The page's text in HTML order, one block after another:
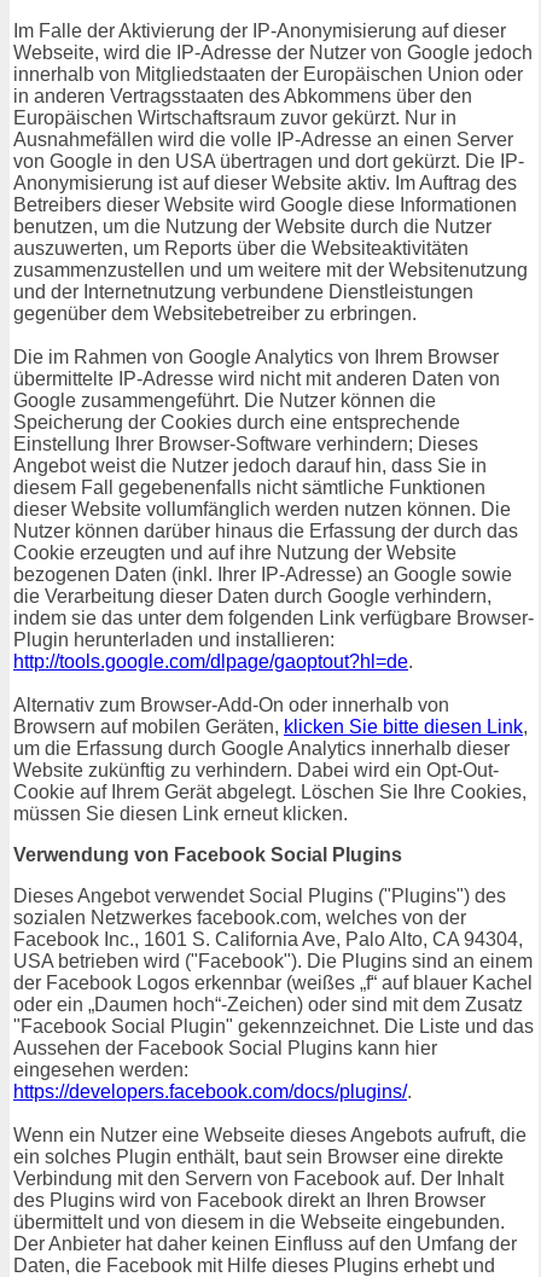
Im Falle der Aktivierung der IP-Anonymisierung auf dieser
Webseite, wird die IP-Adresse der Nutzer von Google jedoch
innerhalb von Mitgliedstaaten der Europäischen Union oder
in anderen Vertragsstaaten des Abkommens über den
Europäischen Wirtschaftsraum zuvor gekürzt. Nur in
Ausnahmefällen wird die volle IP-Adresse an einen Server
von Google in den USA übertragen und dort gekürzt. Die IP-
Anonymisierung ist auf dieser Website aktiv. Im Auftrag des
Betreibers dieser Website wird Google diese Informationen
benutzen, um die Nutzung der Website durch die Nutzer
auszuwerten, um Reports über die Websiteaktivitäten
zusammenzustellen und um weitere mit der Websitenutzung
und der Internetnutzung verbundene Dienstleistungen
gegenüber dem Websitebetreiber zu erbringen.
Die im Rahmen von Google Analytics von Ihrem Browser
übermittelte IP-Adresse wird nicht mit anderen Daten von
Google zusammengeführt. Die Nutzer können die
Speicherung der Cookies durch eine entsprechende
Einstellung Ihrer Browser-Software verhindern; Dieses
Angebot weist die Nutzer jedoch darauf hin, dass Sie in
diesem Fall gegebenenfalls nicht sämtliche Funktionen
dieser Website vollumfänglich werden nutzen können. Die
Nutzer können darüber hinaus die Erfassung der durch das
Cookie erzeugten und auf ihre Nutzung der Website
bezogenen Daten (inkl. Ihrer IP-Adresse) an Google sowie
die Verarbeitung dieser Daten durch Google verhindern,
indem sie das unter dem folgenden Link verfügbare Browser-
Plugin herunterladen und installieren:
http://tools.google.com/dlpage/gaoptout?hl=de.
Alternativ zum Browser-Add-On oder innerhalb von
Browsern auf mobilen Geräten, klicken Sie bitte diesen Link,
um die Erfassung durch Google Analytics innerhalb dieser
Website zukünftig zu verhindern. Dabei wird ein Opt-Out-
Cookie auf Ihrem Gerät abgelegt. Löschen Sie Ihre Cookies,
müssen Sie diesen Link erneut klicken.
Verwendung von Facebook Social Plugins
Dieses Angebot verwendet Social Plugins ("Plugins") des
sozialen Netzwerkes facebook.com, welches von der
Facebook Inc., 1601 S. California Ave, Palo Alto, CA 94304,
USA betrieben wird ("Facebook"). Die Plugins sind an einem
der Facebook Logos erkennbar (weißes „f“ auf blauer Kachel
oder ein „Daumen hoch“-Zeichen) oder sind mit dem Zusatz
"Facebook Social Plugin" gekennzeichnet. Die Liste und das
Aussehen der Facebook Social Plugins kann hier
eingesehen werden:
https://developers.facebook.com/docs/plugins/.
Wenn ein Nutzer eine Webseite dieses Angebots aufruft, die
ein solches Plugin enthält, baut sein Browser eine direkte
Verbindung mit den Servern von Facebook auf. Der Inhalt
des Plugins wird von Facebook direkt an Ihren Browser
übermittelt und von diesem in die Webseite eingebunden.
Der Anbieter hat daher keinen Einfluss auf den Umfang der
Daten, die Facebook mit Hilfe dieses Plugins erhebt und